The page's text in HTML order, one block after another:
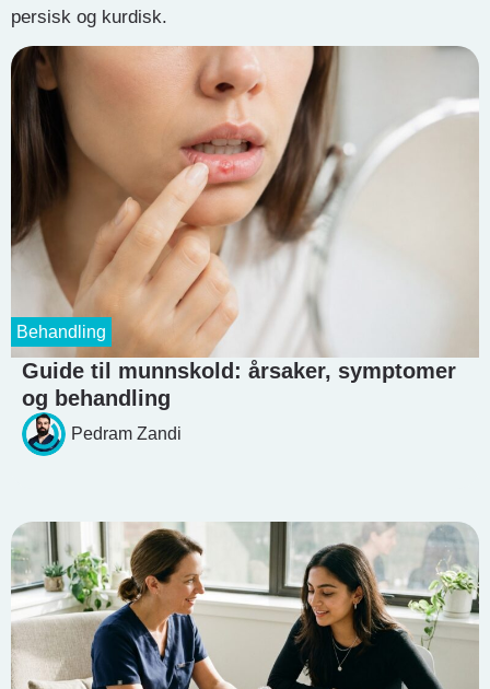
persisk og kurdisk.
Guide til munnskold: årsaker, symptomer
og behandling
Pedram Zandi
Behandling